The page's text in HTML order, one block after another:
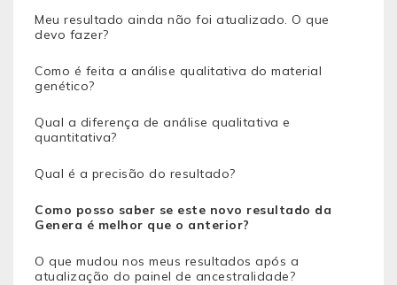
Meu resultado ainda não foi atualizado. O que
devo fazer?
Como é feita a análise qualitativa do material
genético?
Qual a diferença de análise qualitativa e
quantitativa?
Qual é a precisão do resultado?
Como posso saber se este novo resultado da
Genera é melhor que o anterior?
O que mudou nos meus resultados após a
atualização do painel de ancestralidade?